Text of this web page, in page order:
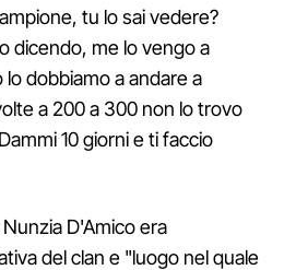
tu lo sai vedere?
dicendo, me lo vengo a
dobbiamo a andare a
a 200 a 300 non lo trovo
10 giorni e ti faccio
D'Amico era
del clan e "luogo nel quale